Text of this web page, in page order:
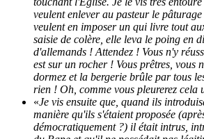
veulent enlever au pasteur le
veulent en imposer un qui livre tout
saisie de colère, elle leva le poing en
d'allemands ! Attendez ! Vous n'y
est sur un rocher ! Vous prêtres, vous
dormez et la bergerie brûle par tous
rien ! Oh, comme vous pleurerez cela
«Je vis ensuite que, quand ils
manière qu'ils s'étaient proposée
démocratiquement ?) il était intrus,